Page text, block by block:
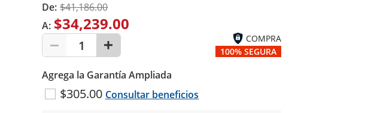
De: $41,186.00
A: $34,239.00
1
COMPRA
100% SEGURA
Agrega la Garantía Ampliada
$305.00 Consultar beneficios